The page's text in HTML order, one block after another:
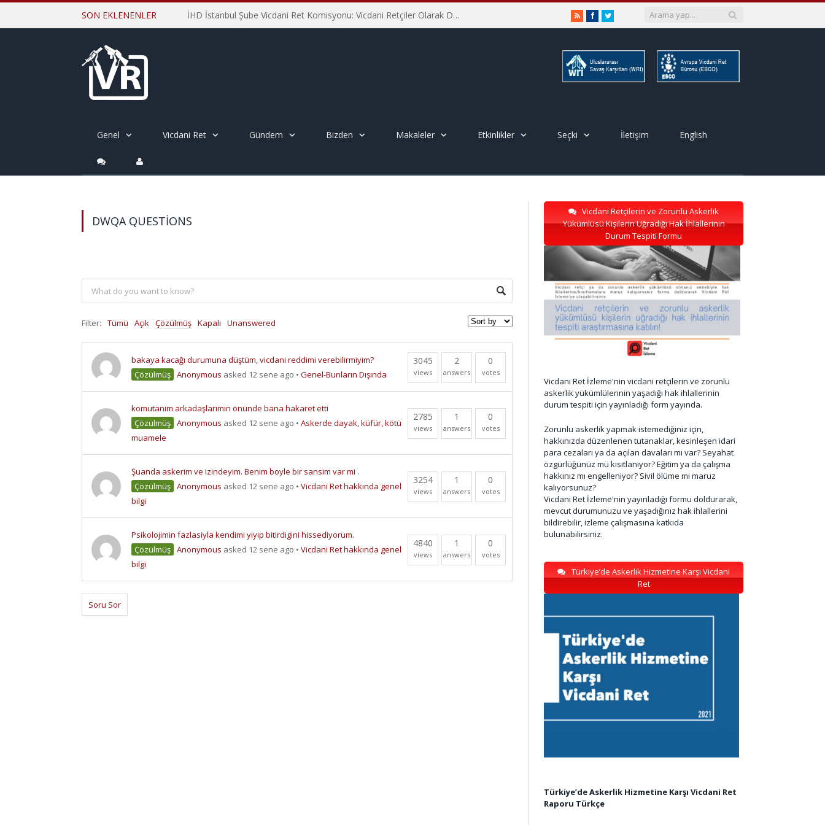
SON EKLENENLER İHD İstanbul Şube Vicdani Ret Komisyonu: Vicdani Retçiler Olarak Destek İçin Buradayız! RSSFacebookTwitter
Genel Vicdani Ret Gündem Bizden Makaleler Etkinlikler Seçki İletişim English
DWQA QUESTIONS
Filter: Tümü Açık Çözülmüş Kapalı Unanswered
bakaya kacağı durumuna düştüm, vicdani reddimi verebilirmiyim?
Çözülmüş Anonymous asked 12 sene ago • Genel-Bunların Dışında
3045
views
2
answers
0
votes
komutanım arkadaşlarımın önünde bana hakaret etti
Çözülmüş Anonymous asked 12 sene ago • Askerde dayak, küfür, kötü
muamele
2785
views
1
answers
0
votes
Şuanda askerim ve izindeyim. Benim boyle bir sansim var mi .
Çözülmüş Anonymous asked 12 sene ago • Vicdani Ret hakkında genel
bilgi
3254
views
1
answers
0
votes
Psikolojimin fazlasiyla kendimi yiyip bitirdigini hissediyorum.
Çözülmüş Anonymous asked 12 sene ago • Vicdani Ret hakkında genel
bilgi
4840
views
1
answers
0
votes
Soru Sor
Vicdani Retçilerin ve Zorunlu Askerlik
Yükümlüsü Kişilerin Uğradığı Hak İhlallerinin
Durum Tespiti Formu
Vicdani Ret İzleme'nin vicdani retçilerin ve zorunlu
askerlik yükümlülerinin yaşadığı hak ihlallerinin
durum tespiti için yayınladığı form yayında.
Zorunlu askerlik yapmak istemediğiniz için,
hakkınızda düzenlenen tutanaklar, kesinleşen idari
para cezaları ya da açılan davaları mı var? Seyahat
özgürlüğünüz mü kısıtlanıyor? Eğitim ya da çalışma
hakkınız mı engelleniyor? Sivil ölüme mi maruz
kalıyorsunuz?
Vicdani Ret İzleme'nin yayınladığı formu doldurarak,
mevcut durumunuzu ve yaşadığınız hak ihlallerini
bildirebilir, izleme çalışmasına katkıda
bulunabilirsiniz.
Türkiye’de Askerlik Hizmetine Karşı Vicdani
Ret
Türkiye’de Askerlik Hizmetine Karşı Vicdani Ret
Raporu Türkçe